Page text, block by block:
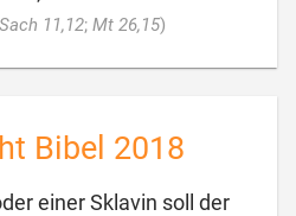
Sach 11,12; Mt 26,15)
Bibel 2018
einer Sklavin soll der